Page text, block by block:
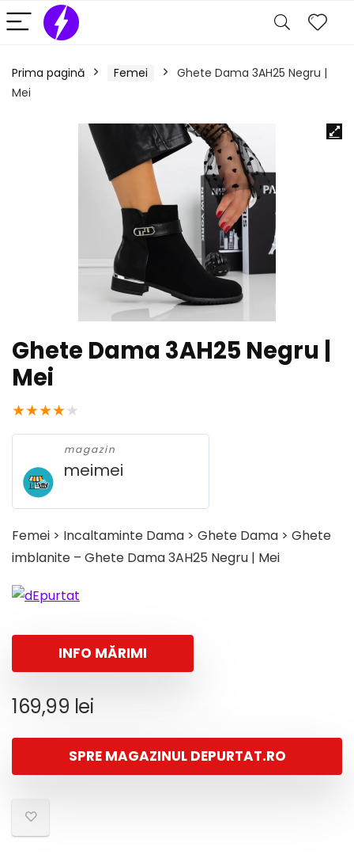
Prima pagină Femei
Ghete Dama 3AH25 Negru |
Mei
Ghete Dama 3AH25 Negru |
Mei
★★★★★
magazin
meimei
Femei > Incaltaminte Dama > Ghete Dama > Ghete
imblanite – Ghete Dama 3AH25 Negru | Mei
INFO MĂRIMI
169,99 lei
SPRE MAGAZINUL DEPURTAT.RO